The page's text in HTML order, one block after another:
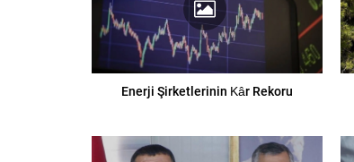
Enerji Şirketlerinin Kâr Rekoru